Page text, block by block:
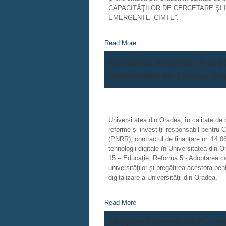
CAPACITĂŢILOR DE CERCETARE ŞI
EMERGENTE_CIMTE”.
Read More
"Comunicat de presă -
Universitatea din Oradea
Universitatea din Oradea, în calitate
reforme şi investiţii responsabil pentru
(PNRR), contractul de finanţare nr.
tehnologii digitale în Universitatea din
15 – Educaţie, Reforma 5 - Adoptarea
universităţilor şi pregătirea acestora
digitalizare a Universităţii din Oradea.
Read More
„Noaptea Cercetătorilor” –